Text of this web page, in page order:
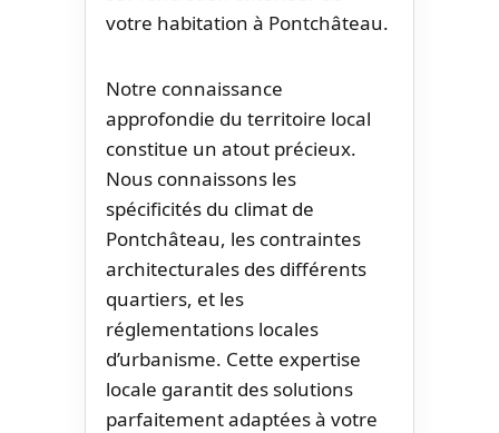
votre habitation à Pontchâteau.
Notre connaissance
approfondie du territoire local
constitue un atout précieux.
Nous connaissons les
spécificités du climat de
Pontchâteau, les contraintes
architecturales des différents
quartiers, et les
réglementations locales
d’urbanisme. Cette expertise
locale garantit des solutions
parfaitement adaptées à votre